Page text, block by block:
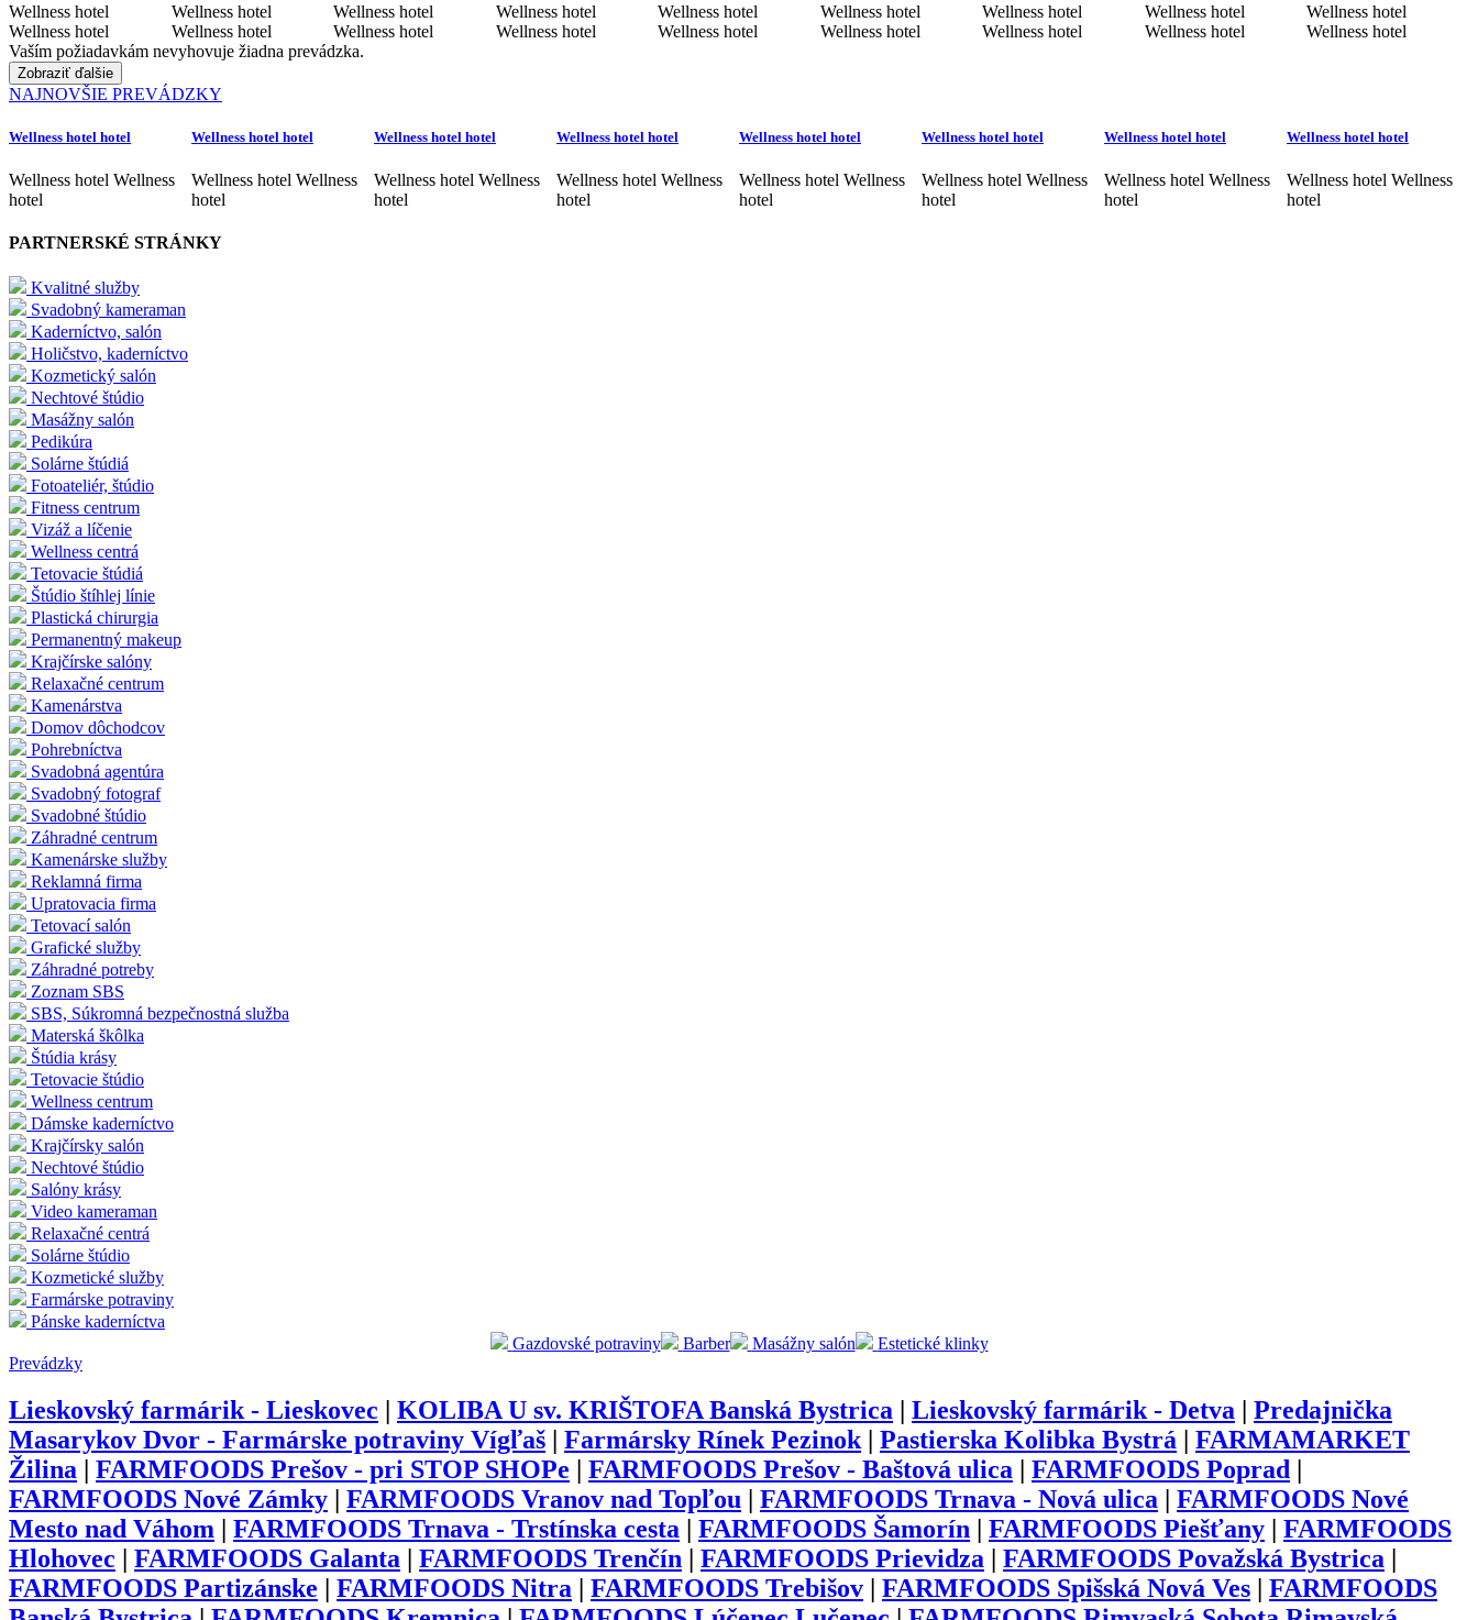
Wellness hotel
Wellness hotel
Wellness hotel
Wellness hotel
Wellness hotel
Wellness hotel
Wellness hotel
Wellness hotel
Wellness hotel
Wellness hotel
Wellness hotel
Wellness hotel
Wellness hotel
Wellness hotel
Wellness hotel
Wellness hotel
Wellness hotel
Wellness hotel
Vaším požiadavkám nevyhovuje žiadna prevádzka.
Zobraziť ďalšie
NAJNOVŠIE PREVÁDZKY
Wellness hotel hotel
Wellness hotel Wellness
hotel
Wellness hotel hotel
Wellness hotel Wellness
hotel
Wellness hotel hotel
Wellness hotel Wellness
hotel
Wellness hotel hotel
Wellness hotel Wellness
hotel
Wellness hotel hotel
Wellness hotel Wellness
hotel
Wellness hotel hotel
Wellness hotel Wellness
hotel
Wellness hotel hotel
Wellness hotel Wellness
hotel
Wellness hotel hotel
Wellness hotel Wellness
hotel
PARTNERSKÉ STRÁNKY
Kvalitné služby
Svadobný kameraman
Kaderníctvo, salón
Holičstvo, kaderníctvo
Kozmetický salón
Nechtové štúdio
Masážny salón
Pedikúra
Solárne štúdiá
Fotoateliér, štúdio
Fitness centrum
Vizáž a líčenie
Wellness centrá
Tetovacie štúdiá
Štúdio štíhlej línie
Plastická chirurgia
Permanentný makeup
Krajčírske salóny
Relaxačné centrum
Kamenárstva
Domov dôchodcov
Pohrebníctva
Svadobná agentúra
Svadobný fotograf
Svadobné štúdio
Záhradné centrum
Kamenárske služby
Reklamná firma
Upratovacia firma
Tetovací salón
Grafické služby
Záhradné potreby
Zoznam SBS
SBS, Súkromná bezpečnostná služba
Materská škôlka
Štúdia krásy
Tetovacie štúdio
Wellness centrum
Dámske kaderníctvo
Krajčírsky salón
Nechtové štúdio
Salóny krásy
Video kameraman
Relaxačné centrá
Solárne štúdio
Kozmetické služby
Farmárske potraviny
Pánske kaderníctva
Gazdovské potraviny
Barber Masážny salón
Estetické klinky
Prevádzky
Lieskovský farmárik - Lieskovec KOLIBA U sv. KRIŠTOFA Banská Bystrica Lieskovský farmárik - Detva
Predajnička
Masarykov Dvor - Farmárske potraviny Vígľaš
Farmársky Rínek Pezinok| Pastierska Kolibka Bystrá
FARMAMARKET
Žilina
FARMFOODS Prešov - pri STOP SHOPe FARMFOODS Prešov - Baštová ulica FARMFOODS Poprad
FARMFOODS Nové Zámky
FARMFOODS Vranov nad Topľou FARMFOODS Trnava - Nová ulica
FARMFOODS Nové
Mesto nad Váhom
FARMFOODS Trnava - Trstínska cesta FARMFOODS Šamorín FARMFOODS Piešťany
FARMFOODS
Hlohovec
FARMFOODS Galanta FARMFOODS Trenčín FARMFOODS Prievidza FARMFOODS Považská Bystrica
FARMFOODS Partizánske
FARMFOODS Nitra FARMFOODS Trebišov FARMFOODS Spišská Nová Ves
FARMFOODS